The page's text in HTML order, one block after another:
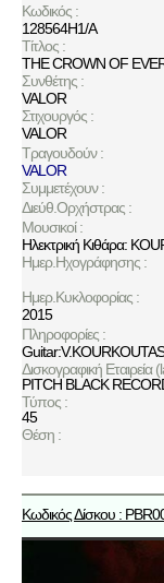
Κωδικός :
128564H1/A
Τίτλος :
THE CROWN OF
Συνθέτης :
VALOR
Στιχουργός :
VALOR
Τραγουδούν :
VALOR
Συμμετέχουν :
Διεύθ.Ορχήστρας :
Μουσικοί :
Ηλεκτρική Κιθάρα:
Ημερ.Ηχογράφησης :
Ημερ.Κυκλοφορίας :
2015
Πληροφορίες :
Δισκογραφική Εταιρεία
PITCH BLACK
Τύπος :
45
Θέση :
Κωδικός Δίσκου :